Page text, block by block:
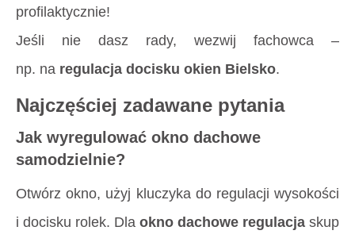
profilaktycznie!
Jeśli nie dasz rady, wezwij fachowca –
np. na regulacja docisku okien Bielsko.
Najczęściej zadawane pytania
Jak wyregulować okno dachowe
samodzielnie?
Otwórz okno, użyj kluczyka do regulacji wysokości
i docisku rolek. Dla okno dachowe regulacja skup